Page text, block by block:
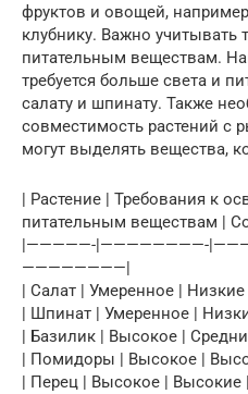
фруктов и овощей,
клубнику. Важно
питательным веществам.
требуется больше света и
салату и шпинату. Также
совместимость растений с
могут выделять вещества,
| Растение | Требования к
питательным веществам |
|—————-|————————-
————————|
| Салат | Умеренное | Низкие
| Шпинат | Умеренное |
| Базилик | Высокое |
| Помидоры | Высокое |
| Перец | Высокое | Высокие